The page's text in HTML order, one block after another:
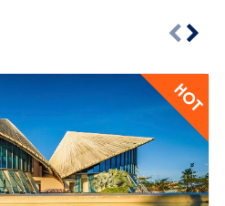
HOT